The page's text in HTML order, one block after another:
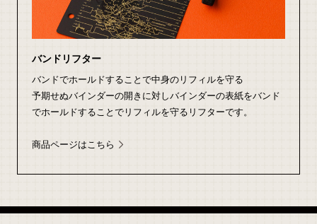
バンドリフター
バンドでホールドすることで中身のリフィルを守る
予期せぬバインダーの開きに対しバインダーの表紙をバンド
でホールドすることでリフィルを守るリフターです。
商品ページはこちら